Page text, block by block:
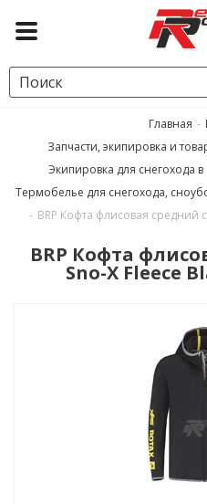
Главная -
Запчасти, экипировка и
Экипировка для снегохода в
Термобелье для снегохода,
- BRP Кофта флисовая средний
BRP Кофта
Sno-X Fleece